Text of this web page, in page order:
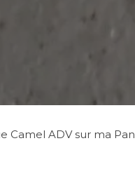
Camel ADV sur ma Pan